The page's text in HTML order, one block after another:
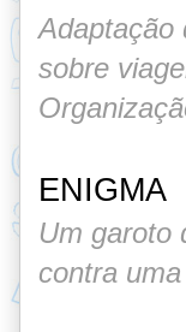
Adaptação
sobre
ENIGMA
Um garoto
contra